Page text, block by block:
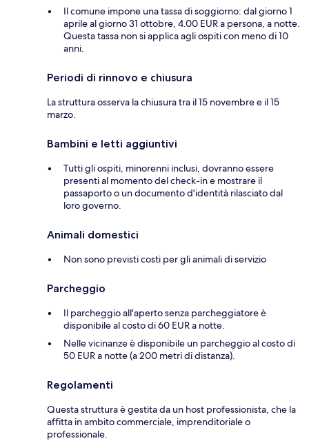
Il comune impone una tassa di soggiorno: dal giorno 1
aprile al giorno 31 ottobre, 4.00 EUR a persona, a notte.
Questa tassa non si applica agli ospiti con meno di 10
anni.
Periodi di rinnovo e chiusura
La struttura osserva la chiusura tra il 15 novembre e il 15
marzo.
Bambini e letti aggiuntivi
Tutti gli ospiti, minorenni inclusi, dovranno essere
presenti al momento del check-in e mostrare il
passaporto o un documento d'identità rilasciato dal
loro governo.
Animali domestici
Non sono previsti costi per gli animali di servizio
Parcheggio
Il parcheggio all'aperto senza parcheggiatore è
disponibile al costo di 60 EUR a notte.
Nelle vicinanze è disponibile un parcheggio al costo di
50 EUR a notte (a 200 metri di distanza).
Regolamenti
Questa struttura è gestita da un host professionista, che la
affitta in ambito commerciale, imprenditoriale o
professionale.